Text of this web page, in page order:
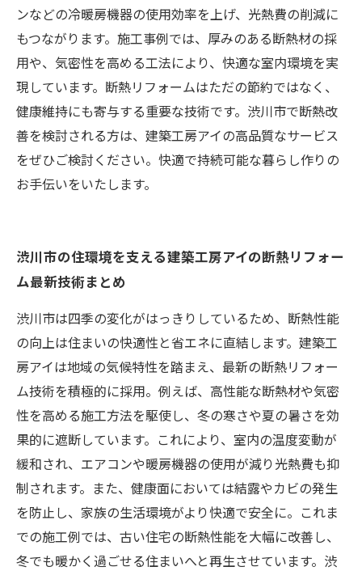
ンなどの冷暖房機器の使用効率を上げ、光熱費の削減に
もつながります。施工事例では、厚みのある断熱材の採
用や、気密性を高める工法により、快適な室内環境を実
現しています。断熱リフォームはただの節約ではなく、
健康維持にも寄与する重要な技術です。渋川市で断熱改
善を検討される方は、建築工房アイの高品質なサービス
をぜひご検討ください。快適で持続可能な暮らし作りの
お手伝いをいたします。
渋川市の住環境を支える建築工房アイの断熱リフォー
ム最新技術まとめ
渋川市は四季の変化がはっきりしているため、断熱性能
の向上は住まいの快適性と省エネに直結します。建築工
房アイは地域の気候特性を踏まえ、最新の断熱リフォー
ム技術を積極的に採用。例えば、高性能な断熱材や気密
性を高める施工方法を駆使し、冬の寒さや夏の暑さを効
果的に遮断しています。これにより、室内の温度変動が
緩和され、エアコンや暖房機器の使用が減り光熱費も抑
制されます。また、健康面においては結露やカビの発生
を防止し、家族の生活環境がより快適で安全に。これま
での施工例では、古い住宅の断熱性能を大幅に改善し、
冬でも暖かく過ごせる住まいへと再生させています。渋